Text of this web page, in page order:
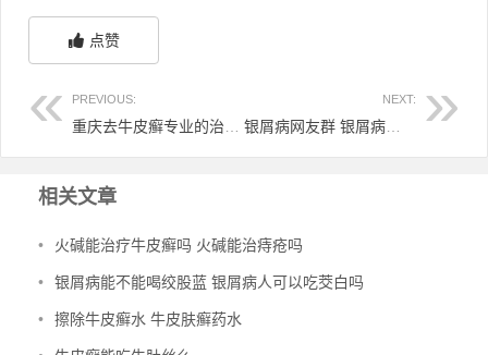
点赞
PREVIOUS: NEXT:
银屑病网友群 银屑病吧友论坛
相关文章
• 火碱能治疗牛皮癣吗 火碱能治痔疮吗
• 银屑病能不能喝绞股蓝 银屑病人可以吃茭白吗
• 擦除牛皮癣水 牛皮肤癣药水